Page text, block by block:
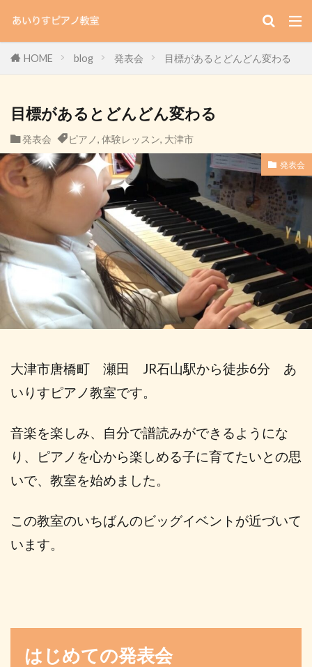
HOME blog 発表会 目標があるとどんどん変わる
目標があるとどんどん変わる
発表会 ピアノ, 体験レッスン, 大津市
発表会
大津市唐橋町 瀬田 JR石山駅から徒歩6分 あ
いりすピアノ教室です。
音楽を楽しみ、自分で譜読みができるようにな
り、ピアノを心から楽しめる子に育てたいとの思
いで、教室を始めました。
この教室のいちばんのビッグイベントが近づいて
います。
はじめての発表会